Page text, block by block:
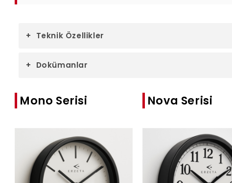
Teknik Özellikler
Dokümanlar
Mono Serisi Nova Serisi